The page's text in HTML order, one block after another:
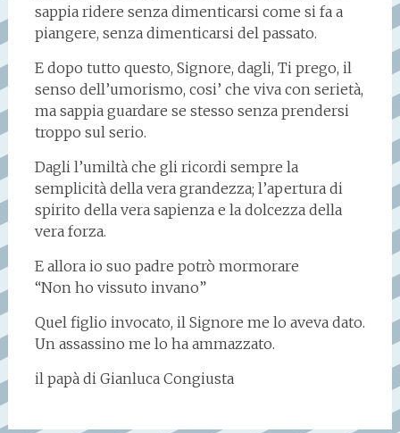
sappia ridere senza dimenticarsi come si fa a
piangere, senza dimenticarsi del passato.
E dopo tutto questo, Signore, dagli, Ti prego, il
senso dell’umorismo, cosi’ che viva con serietà,
ma sappia guardare se stesso senza prendersi
troppo sul serio.
Dagli l’umiltà che gli ricordi sempre la
semplicità della vera grandezza; l’apertura di
spirito della vera sapienza e la dolcezza della
vera forza.
E allora io suo padre potrò mormorare
“Non ho vissuto invano”
Quel figlio invocato, il Signore me lo aveva dato.
Un assassino me lo ha ammazzato.
il papà di Gianluca Congiusta